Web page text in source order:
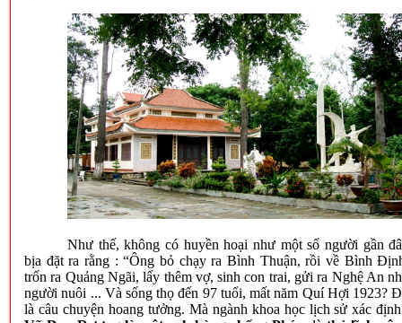
Như thế, không có huyền hoại như một số người gần
bịa đặt ra rằng : “Ông bỏ chạy ra Bình Thuận, rồi về Bình
trốn ra Quảng Ngãi, lấy thêm vợ, sinh con trai, gửi ra Nghệ An
người nuôi ... Và sống thọ đến 97 tuổi, mất năm Quí Hợi 1923?
là câu chuyện hoang tưởng. Mà ngành khoa học lịch sử xác